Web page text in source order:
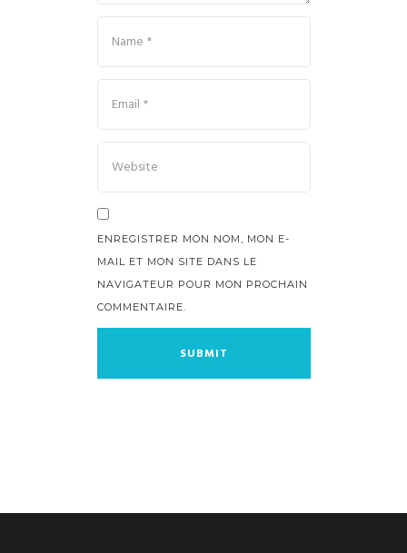
ENREGISTRER MON NOM, MON E-
MAIL ET MON SITE DANS LE
NAVIGATEUR POUR MON PROCHAIN
COMMENTAIRE.